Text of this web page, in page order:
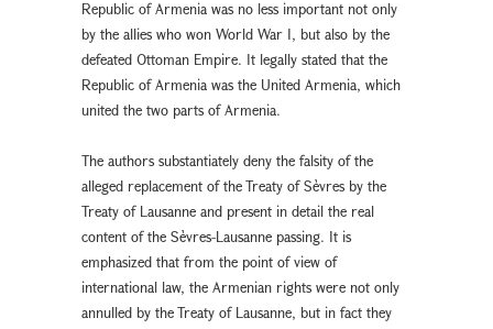
Republic of Armenia was no less important not only
by the allies who won World War I, but also by the
defeated Ottoman Empire. It legally stated that the
Republic of Armenia was the United Armenia, which
united the two parts of Armenia.
The authors substantiately deny the falsity of the
alleged replacement of the Treaty of Sèvres by the
Treaty of Lausanne and present in detail the real
content of the Sèvres-Lausanne passing. It is
emphasized that from the point of view of
international law, the Armenian rights were not only
annulled by the Treaty of Lausanne, but in fact they